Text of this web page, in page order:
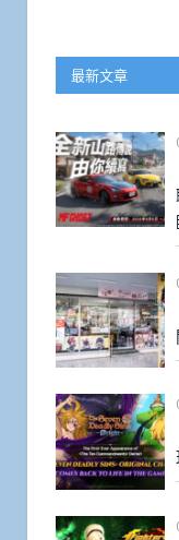
最新文章